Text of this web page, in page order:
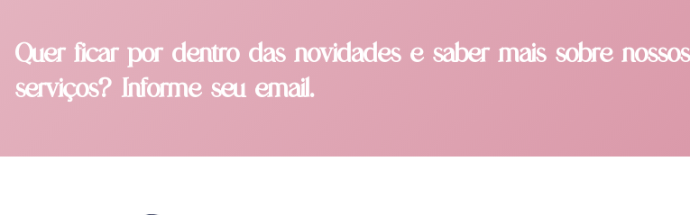
Quer ficar por dentro das novidades e saber mais sobre nossos
serviços? Informe seu email.